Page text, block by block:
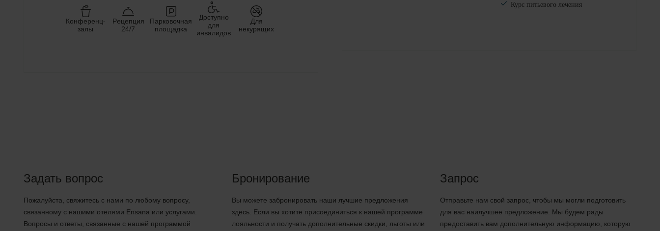
Конференц-
залы
Pецепция
24/7
Парковочная
площадка
Доступно
для
инвалидов
Для
некурящих
Курс питьевого лечения
Задать вопрос
Пожалуйста, свяжитесь с нами по любому вопросу,
связанному с нашими отелями Ensana или услугами.
Вопросы и ответы, связанные с нашей программой
Бронирование
Вы можете забронировать наши лучшие предложения
здесь. Если вы хотите присоединиться к нашей программе
лояльности и получать дополнительные скидки, льготы или
Запрос
Отправьте нам свой запрос, чтобы мы могли подготовить
для вас наилучшее предложение. Мы будем рады
предоставить вам дополнительную информацию, которую